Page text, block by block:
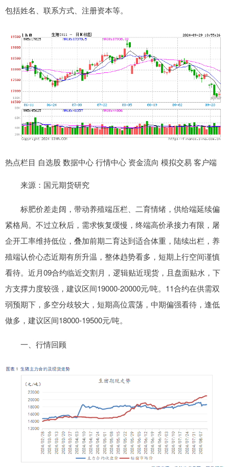
包括姓名、联系方式、注册资本等。
热点栏目 自选股 数据中心 行情中心 资金流向 模拟交易 客户端
来源：国元期货研究
标肥价差走阔，带动养殖端压栏、二育情绪，供给端延续偏
紧格局。不过立秋后，需求恢复缓慢，终端高价承接力有限，屠
企开工率维持低位，叠加前期二育达到适合体重，陆续出栏，养
殖端认价心态近期有所升温，整体趋势看多，短期上行空间谨慎
看待。近月09合约临近交割月，逻辑贴近现货，且盘面贴水，下
方支撑力度较强，建议区间19000-20000元/吨。11合约在供需双
弱预期下，多空分歧较大，短期高位震荡，中期偏强看待，逢低
做多，建议区间18000-19500元/吨。
一、行情回顾